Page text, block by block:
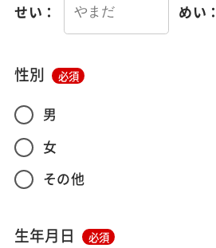
せい： めい：
性別 必須
男
女
その他
生年月日 必須